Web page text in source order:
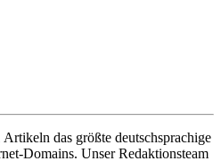
das größte deutschsprachige
Domains. Unser Redaktionsteam